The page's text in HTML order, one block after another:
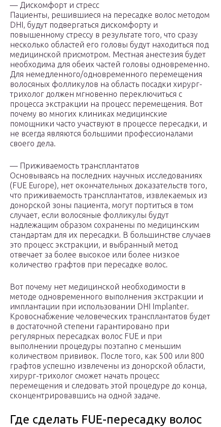
— Дискомфорт и стресс
Пациенты, решившиеся на пересадке волос методом
DHI, будут подвергаться дискомфорту и
повышенному стрессу в результате того, что сразу
несколько областей его головы будут находиться под
медицинской присмотром. Местная анестезия будет
необходима для обеих частей головы одновременно.
Для немедленного/одновременного перемещения
волосяных фолликулов на область посадки хирург-
трихолог должен мгновенно переключиться с
процесса экстракции на процесс перемещения. Вот
почему во многих клиниках медицинские
помощники часто участвуют в процессе пересадки, и
не всегда являются большими профессионалами
своего дела.
— Приживаемость трансплантатов
Основываясь на последних научных исследованиях
(FUE Europe), нет окончательных доказательств того,
что приживаемость трансплантатов, извлекаемых из
донорской зоны пациента, могут портиться в том
случает, если волосяные фолликулы будут
надлежащим образом сохранены по медицинским
стандартам для их пересадки. В большинстве случаев
это процесс экстракции, и выбранный метод
отвечает за более высокое или более низкое
количество графтов при пересадке волос.
Вот почему нет медицинской необходимости в
методе одновременного выполнения экстракции и
имплантации при использовании DHI Implanter.
Кровоснабжение человеческих трансплантатов будет
в достаточной степени гарантировано при
регулярных пересадках волос FUE и при
выполнении процедуры поэтапно с меньшим
количеством прививок. После того, как 500 или 800
графтов успешно извлечены из донорской области,
хирург-трихолог сможет начать процесс
перемещения и следовать этой процедуре до конца,
сконцентрировавшись на одной задаче.
Где сделать FUE-пересадку волос